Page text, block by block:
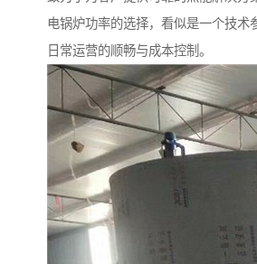
电锅炉功率的选择，看似是一个技术
日常运营的顺畅与成本控制。